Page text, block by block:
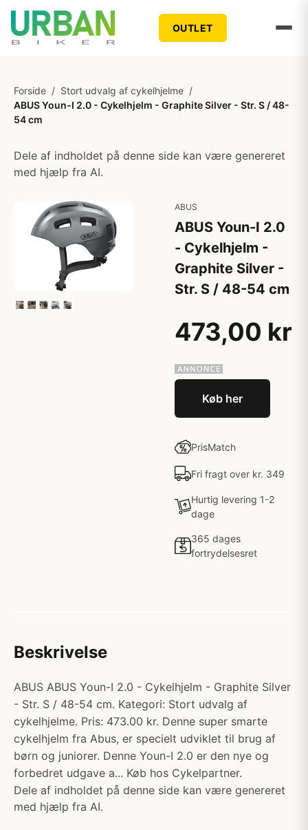
OUTLET
Forside / Stort udvalg af cykelhjelme /
ABUS Youn-I 2.0 - Cykelhjelm - Graphite Silver - Str. S / 48-
54 cm
Dele af indholdet på denne side kan være genereret
med hjælp fra AI.
ABUS
ABUS Youn-I 2.0
- Cykelhjelm -
Graphite Silver -
Str. S / 48-54 cm
473,00 kr
Køb her
PrisMatch
Fri fragt over kr. 349
Hurtig levering 1-2
dage
365 dages
fortrydelsesret
Beskrivelse
ABUS ABUS Youn-I 2.0 - Cykelhjelm - Graphite Silver
- Str. S / 48-54 cm. Kategori: Stort udvalg af
cykelhjelme. Pris: 473.00 kr. Denne super smarte
cykelhjelm fra Abus, er specielt udviklet til brug af
børn og juniorer. Denne Youn-I 2.0 er den nye og
forbedret udgave a... Køb hos Cykelpartner.
Dele af indholdet på denne side kan være genereret
med hjælp fra AI.